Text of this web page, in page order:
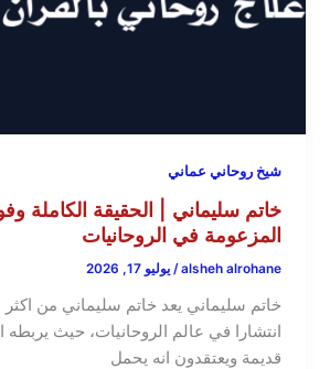
شيخ روحاني عماني
خاتم سليماني | الحقيقة الكاملة
المزعومة في الروحانيات
alsheh alrohane
/يوليو 17, 2026
خاتم سليماني يعد خاتم سليماني من
انتشارا في عالم الروحانيات، حيث
قديمة ويعتقدون انه يحمل